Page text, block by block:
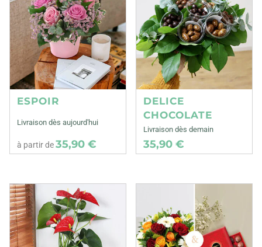
ESPOIR
Livraison dès aujourd'hui
à partir de35,90 €
DELICE
CHOCOLATE
Livraison dès demain
35,90 €